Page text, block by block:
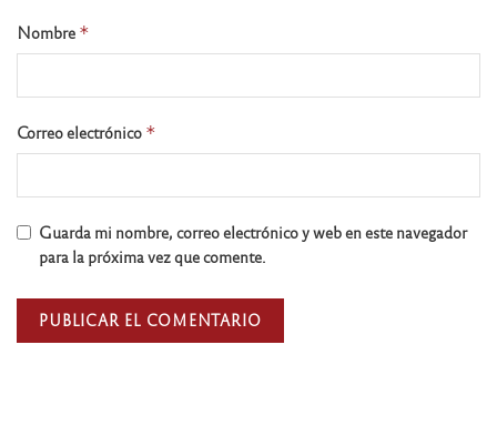
Nombre *
Correo electrónico *
Guarda mi nombre, correo electrónico y web en este navegador
para la próxima vez que comente.